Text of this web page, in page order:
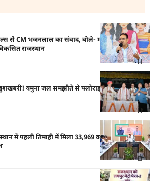
से CM भजनलाल का संवाद, बोले- महिला
राजस्थान
यमुना जल समझौते से फ्लोराइड पानी की
में पहली तिमाही में मिला 33,969 करोड़ का राजस्व;